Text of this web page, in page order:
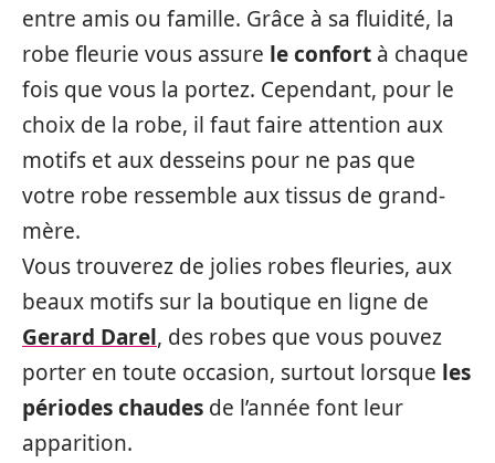
entre amis ou famille. Grâce à sa fluidité, la
robe fleurie vous assure le confort à chaque
fois que vous la portez. Cependant, pour le
choix de la robe, il faut faire attention aux
motifs et aux desseins pour ne pas que
votre robe ressemble aux tissus de grand-
mère.
Vous trouverez de jolies robes fleuries, aux
beaux motifs sur la boutique en ligne de
Gerard Darel, des robes que vous pouvez
porter en toute occasion, surtout lorsque les
périodes chaudes de l’année font leur
apparition.